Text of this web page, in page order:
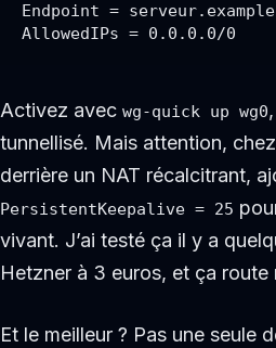
Endpoint =
AllowedIPs = 0.0.0.0/0
Activez avec wg-quick up wg0
tunnellisé. Mais attention,
derrière un NAT récalcitrant,
PersistentKeepalive = 25
vivant. J’ai testé ça il y a
Hetzner à 3 euros, et ça
Et le meilleur ? Pas une seule